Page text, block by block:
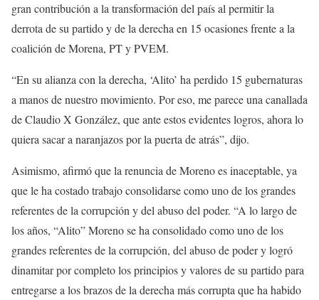
gran contribución a la transformación del país al permitir la
derrota de su partido y de la derecha en 15 ocasiones frente a la
coalición de Morena, PT y PVEM.
“En su alianza con la derecha, ‘Alito’ ha perdido 15 gubernaturas
a manos de nuestro movimiento. Por eso, me parece una canallada
de Claudio X González, que ante estos evidentes logros, ahora lo
quiera sacar a naranjazos por la puerta de atrás”, dijo.
Asimismo, afirmó que la renuncia de Moreno es inaceptable, ya
que le ha costado trabajo consolidarse como uno de los grandes
referentes de la corrupción y del abuso del poder. “A lo largo de
los años, “Alito” Moreno se ha consolidado como uno de los
grandes referentes de la corrupción, del abuso de poder y logró
dinamitar por completo los principios y valores de su partido para
entregarse a los brazos de la derecha más corrupta que ha habido